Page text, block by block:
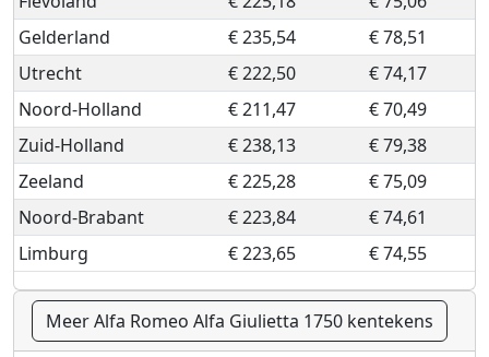
Gelderland
€ 235,54
€ 78,51
Utrecht
€ 222,50
€ 74,17
Noord-Holland
€ 211,47
€ 70,49
Zuid-Holland
€ 238,13
€ 79,38
Zeeland
€ 225,28
€ 75,09
Noord-Brabant
€ 223,84
€ 74,61
Limburg
€ 223,65 € 74,55
Meer Alfa Romeo Alfa Giulietta 1750 kentekens